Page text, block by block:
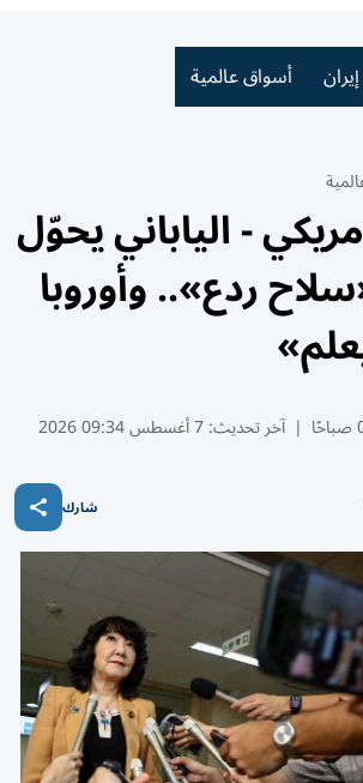
إيران أسواق عالمية
- الياباني يحوّل
ردع».. وأوروبا
| آخر تحديث:7 أغسطس 09:34 2026
شارك